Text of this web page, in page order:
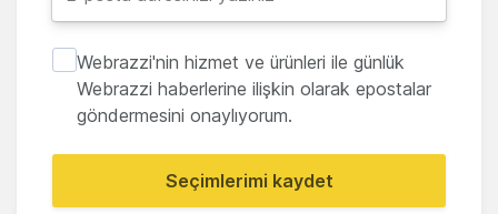
Webrazzi'nin hizmet ve ürünleri ile günlük
Webrazzi haberlerine ilişkin olarak epostalar
göndermesini onaylıyorum.
Seçimlerimi kaydet